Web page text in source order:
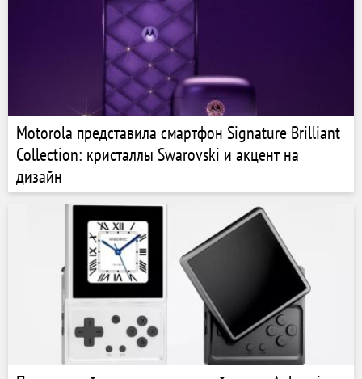
Motorola представила смартфон Signature Brilliant
Collection: кристаллы Swarovski и акцент на
дизайн